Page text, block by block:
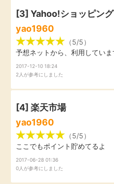
ポイ活お得情報
お友達紹介
カード比較
毎日ゲット
特集一覧
GMOポイ活の使い方
月額有料サービス
銀行・金融・投資
家計の固定費
[3]Yahoo!ショッピン
yao1960
（5/5）
予想ネットから、利用していま
2017-12-10 18:24
2人が参考にしました
[4]楽天市場
yao1960
（5/5）
ここでもポイント貯めてるよ
2017-06-28 01:36
0人が参考にしました